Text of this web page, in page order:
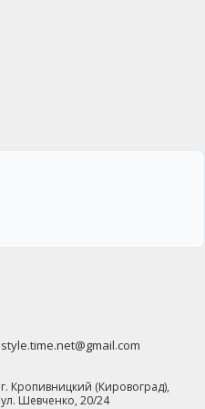
style.time.net@gmail.com
г. Кропивницкий (Кировоград),
ул. Шевченко, 20/24